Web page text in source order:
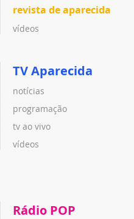
revista de aparecida
vídeos
TV Aparecida
notícias
programação
tv ao vivo
vídeos
Rádio POP